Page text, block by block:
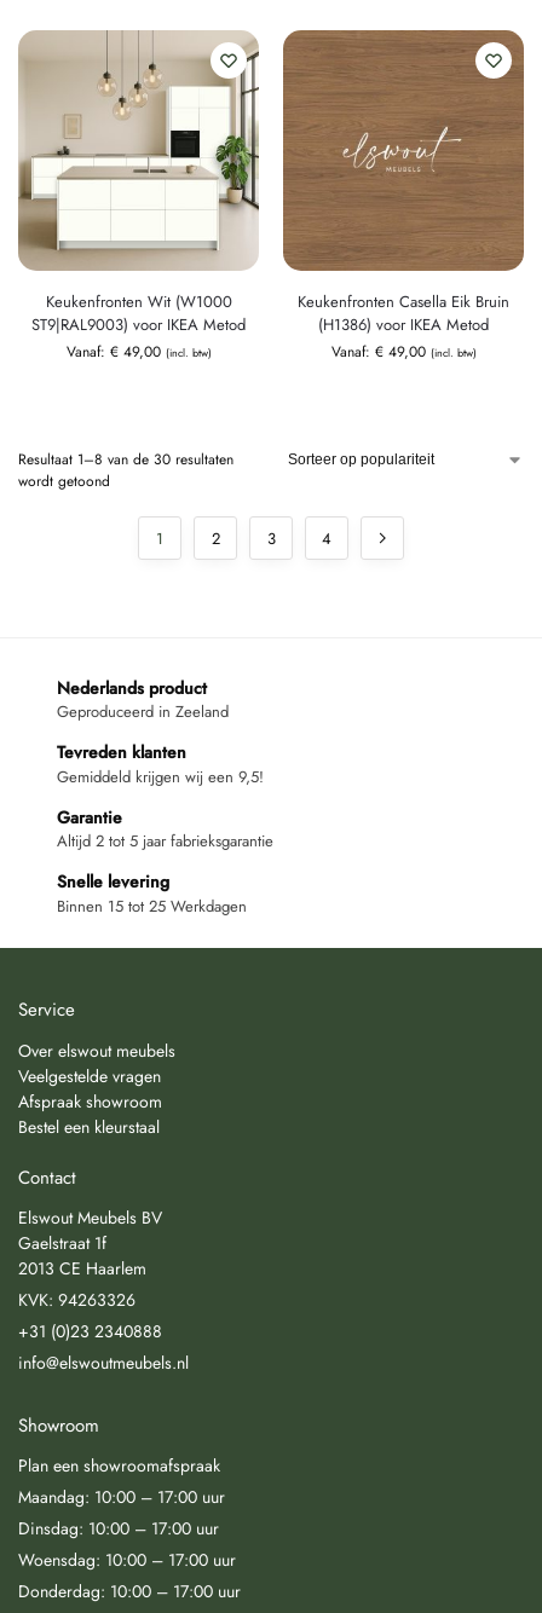
Keukenfronten Wit (W1000
ST9|RAL9003) voor IKEA Metod
Vanaf: €49,00 (incl. btw)
Keukenfronten Casella Eik Bruin
(H1386) voor IKEA Metod
Vanaf: €49,00 (incl. btw)
Resultaat 1–8 van de 30 resultaten
wordt getoond
1 2 3 4
Nederlands product
Geproduceerd in Zeeland
Tevreden klanten
Gemiddeld krijgen wij een 9,5!
Garantie
Altijd 2 tot 5 jaar fabrieksgarantie
Snelle levering
Binnen 15 tot 25 Werkdagen
Service
Over elswout meubels
Veelgestelde vragen
Afspraak showroom
Bestel een kleurstaal
Contact
Elswout Meubels BV
Gaelstraat 1f
2013 CE Haarlem
KVK: 94263326
+31 (0)23 2340888
info@elswoutmeubels.nl
Showroom
Plan een showroomafspraak
Maandag: 10:00 – 17:00 uur
Dinsdag: 10:00 – 17:00 uur
Woensdag: 10:00 – 17:00 uur
Donderdag: 10:00 – 17:00 uur